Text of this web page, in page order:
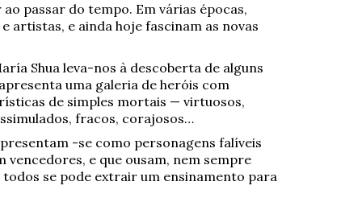
passar do tempo. Em várias épocas,
artistas, e ainda hoje fascinam as novas
Shua leva-nos à descoberta de alguns
uma galeria de heróis com
de simples mortais — virtuosos,
fracos, corajosos…
-se como personagens falíveis
vencedores, e que ousam, nem sempre
todos se pode extrair um ensinamento para